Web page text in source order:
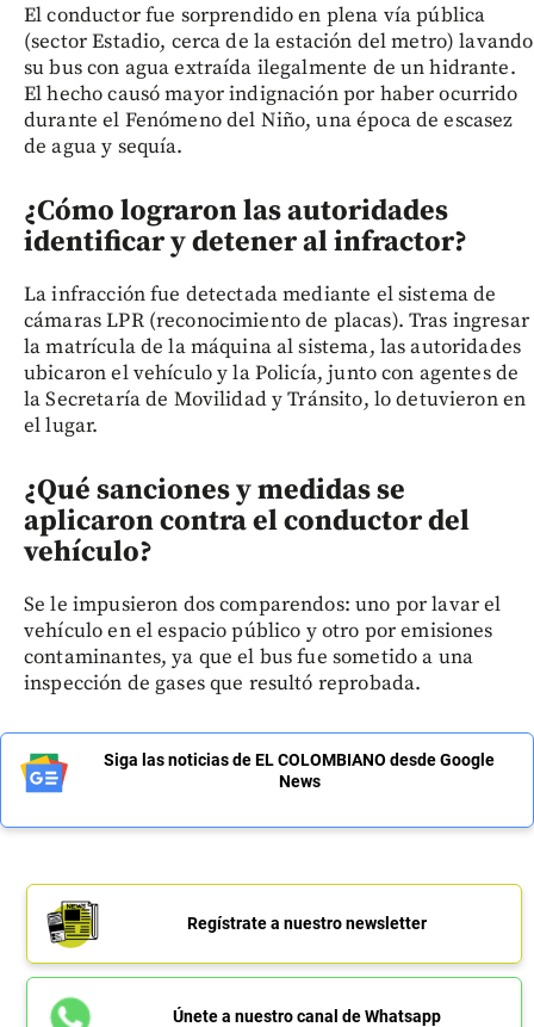
El conductor fue sorprendido en plena vía pública
(sector Estadio, cerca de la estación del metro) lavando
su bus con agua extraída ilegalmente de un hidrante.
El hecho causó mayor indignación por haber ocurrido
durante el Fenómeno del Niño, una época de escasez
de agua y sequía.
¿Cómo lograron las autoridades
identificar y detener al infractor?
La infracción fue detectada mediante el sistema de
cámaras LPR (reconocimiento de placas). Tras ingresar
la matrícula de la máquina al sistema, las autoridades
ubicaron el vehículo y la Policía, junto con agentes de
la Secretaría de Movilidad y Tránsito, lo detuvieron en
el lugar.
¿Qué sanciones y medidas se
aplicaron contra el conductor del
vehículo?
Se le impusieron dos comparendos: uno por lavar el
vehículo en el espacio público y otro por emisiones
contaminantes, ya que el bus fue sometido a una
inspección de gases que resultó reprobada.
Siga las noticias de EL COLOMBIANO desde Google
News
Regístrate a nuestro newsletter
Únete a nuestro canal de Whatsapp